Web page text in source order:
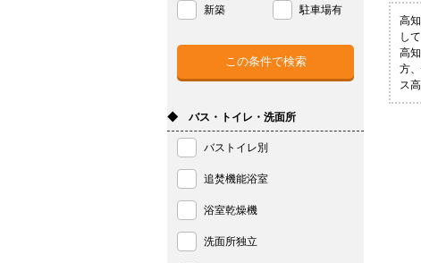
高
し
高
方
ス
新築 駐車場有
◆ バス・トイレ・洗面所
バストイレ別
追焚機能浴室
浴室乾燥機
洗面所独立